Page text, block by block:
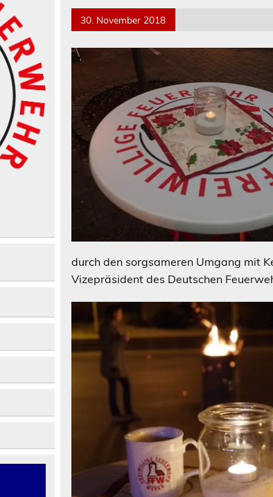
30. November 2018
durch den sorgsameren Umgang mit
Vizepräsident des Deutschen